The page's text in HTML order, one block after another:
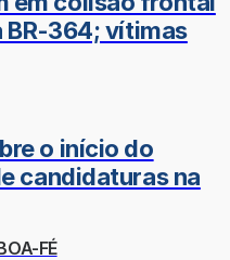
BR-364; vítimas
o início do
candidaturas na
FÉ